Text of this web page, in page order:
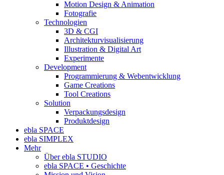
Motion Design & Animation
Fotografie
Technologien
3D & CGI
Architekturvisualisierung
Illustration & Digital Art
Experimente
Development
Programmierung & Webentwicklung
Game Creations
Tool Creations
Solution
Verpackungsdesign
Produktdesign
ebla SPACE
ebla SIMPLEX
Mehr
Über ebla STUDIO
ebla SPACE • Geschichte